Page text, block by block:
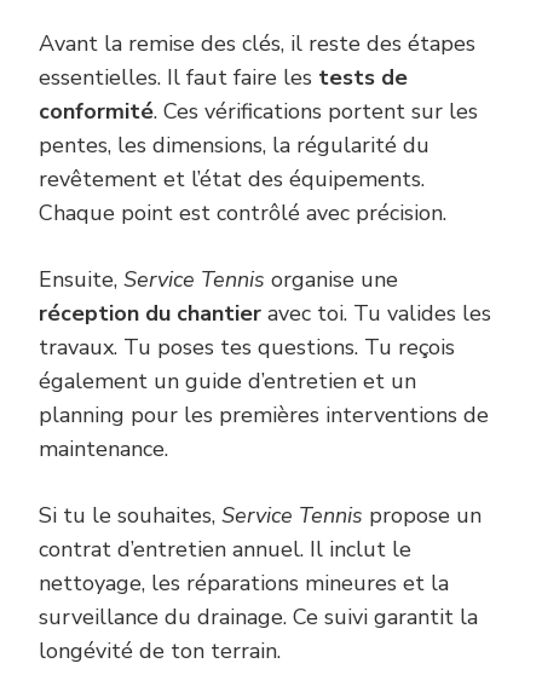
Avant la remise des clés, il reste des étapes
essentielles. Il faut faire les tests de
conformité. Ces vérifications portent sur les
pentes, les dimensions, la régularité du
revêtement et l’état des équipements.
Chaque point est contrôlé avec précision.
Ensuite, Service Tennis organise une
réception du chantier avec toi. Tu valides les
travaux. Tu poses tes questions. Tu reçois
également un guide d’entretien et un
planning pour les premières interventions de
maintenance.
Si tu le souhaites, Service Tennis propose un
contrat d’entretien annuel. Il inclut le
nettoyage, les réparations mineures et la
surveillance du drainage. Ce suivi garantit la
longévité de ton terrain.